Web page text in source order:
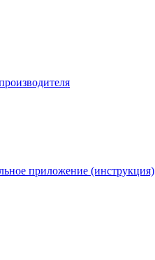
приложение (инструкция)